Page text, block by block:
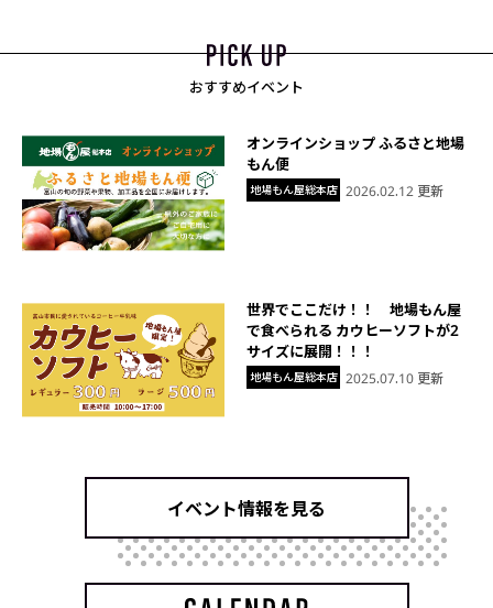
おすすめイベント
地場もん屋総本店
オンラインショップ ふるさと地場
もん便
2026.02.12 更新
地場もん屋総本店
世界でここだけ！！ 地場もん屋
で食べられる カウヒーソフトが2
サイズに展開！！！
2025.07.10 更新
イベント情報を見る